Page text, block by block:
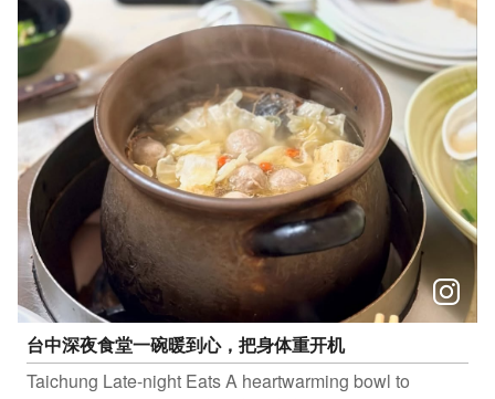
全免费！ 美味市集：16：00—20：00 电影时间：17：
00 准时开演 更多资讯可见活动页面：
https://wooo.tw/zZqPPRU 欢迎民众利用周末时光到大里
走走，轻松看场户外电影、逛逛周边景点～
台中深夜食堂一碗暖到心，把身体重开机
Taichung Late-night Eats A heartwarming bowl to